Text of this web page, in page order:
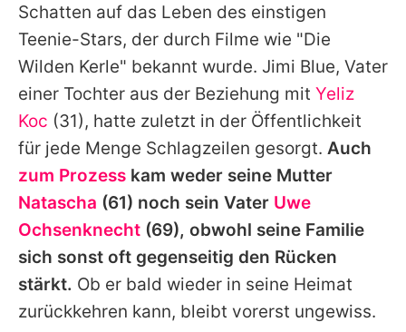
Schatten auf das Leben des einstigen
Teenie-Stars, der durch Filme wie "Die
Wilden Kerle" bekannt wurde. Jimi Blue, Vater
einer Tochter aus der Beziehung mit Yeliz
Koc (31), hatte zuletzt in der Öffentlichkeit
für jede Menge Schlagzeilen gesorgt. Auch
zum Prozess kam weder seine Mutter
Natascha (61) noch sein Vater Uwe
Ochsenknecht (69), obwohl seine Familie
sich sonst oft gegenseitig den Rücken
stärkt. Ob er bald wieder in seine Heimat
zurückkehren kann, bleibt vorerst ungewiss.